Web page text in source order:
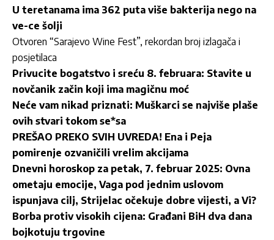
U teretanama ima 362 puta više bakterija nego na
ve-ce šolji
Otvoren “Sarajevo Wine Fest”, rekordan broj izlagača i
posjetilaca
Privucite bogatstvo i sreću 8. februara: Stavite u
novčanik začin koji ima magičnu moć
Neće vam nikad priznati: Muškarci se najviše plaše
ovih stvari tokom se*sa
PREŠAO PREKO SVIH UVREDA! Ena i Peja
pomirenje ozvaničili vrelim akcijama
Dnevni horoskop za petak, 7. februar 2025: Ovna
ometaju emocije, Vaga pod jednim uslovom
ispunjava cilj, Strijelac očekuje dobre vijesti, a Vi?
Borba protiv visokih cijena: Građani BiH dva dana
bojkotuju trgovine